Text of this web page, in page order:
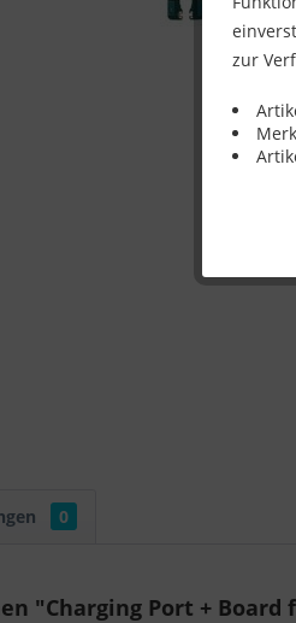
0
"Charging Port + Board
zur